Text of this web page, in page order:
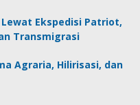
Ekspedisi Patriot,
Transmigrasi
Agraria, Hilirisasi, dan